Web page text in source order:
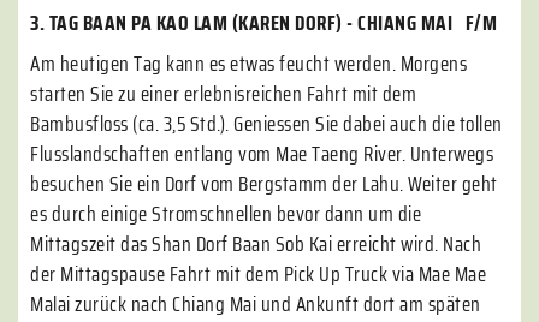
3. TAG BAAN PA KAO LAM (KAREN DORF) - CHIANG MAI F/M
Am heutigen Tag kann es etwas feucht werden. Morgens
starten Sie zu einer erlebnisreichen Fahrt mit dem
Bambusfloss (ca. 3,5 Std.). Geniessen Sie dabei auch die tollen
Flusslandschaften entlang vom Mae Taeng River. Unterwegs
besuchen Sie ein Dorf vom Bergstamm der Lahu. Weiter geht
es durch einige Stromschnellen bevor dann um die
Mittagszeit das Shan Dorf Baan Sob Kai erreicht wird. Nach
der Mittagspause Fahrt mit dem Pick Up Truck via Mae Mae
Malai zurück nach Chiang Mai und Ankunft dort am späten